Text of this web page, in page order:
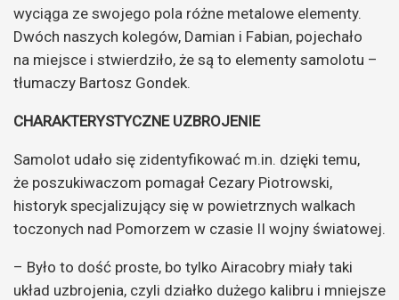
wyciąga ze swojego pola różne metalowe elementy.
Dwóch naszych kolegów, Damian i Fabian, pojechało
na miejsce i stwierdziło, że są to elementy samolotu –
tłumaczy Bartosz Gondek.
CHARAKTERYSTYCZNE UZBROJENIE
Samolot udało się zidentyfikować m.in. dzięki temu,
że poszukiwaczom pomagał Cezary Piotrowski,
historyk specjalizujący się w powietrznych walkach
toczonych nad Pomorzem w czasie II wojny światowej.
– Było to dość proste, bo tylko Airacobry miały taki
układ uzbrojenia, czyli działko dużego kalibru i mniejsze